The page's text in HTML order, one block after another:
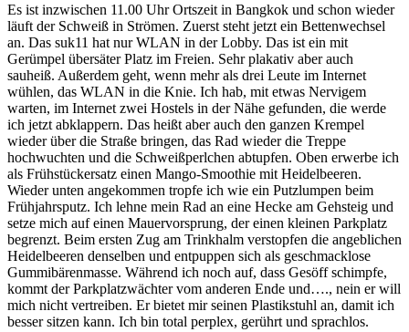
Es ist inzwischen 11.00 Uhr Ortszeit in Bangkok und schon wieder
läuft der Schweiß in Strömen. Zuerst steht jetzt ein Bettenwechsel
an. Das suk11 hat nur WLAN in der Lobby. Das ist ein mit
Gerümpel übersäter Platz im Freien. Sehr plakativ aber auch
sauheiß. Außerdem geht, wenn mehr als drei Leute im Internet
wühlen, das WLAN in die Knie. Ich hab, mit etwas Nervigem
warten, im Internet zwei Hostels in der Nähe gefunden, die werde
ich jetzt abklappern. Das heißt aber auch den ganzen Krempel
wieder über die Straße bringen, das Rad wieder die Treppe
hochwuchten und die Schweißperlchen abtupfen. Oben erwerbe ich
als Frühstückersatz einen Mango-Smoothie mit Heidelbeeren.
Wieder unten angekommen tropfe ich wie ein Putzlumpen beim
Frühjahrsputz. Ich lehne mein Rad an eine Hecke am Gehsteig und
setze mich auf einen Mauervorsprung, der einen kleinen Parkplatz
begrenzt. Beim ersten Zug am Trinkhalm verstopfen die angeblichen
Heidelbeeren denselben und entpuppen sich als geschmacklose
Gummibärenmasse. Während ich noch auf, dass Gesöff schimpfe,
kommt der Parkplatzwächter vom anderen Ende und…., nein er will
mich nicht vertreiben. Er bietet mir seinen Plastikstuhl an, damit ich
besser sitzen kann. Ich bin total perplex, gerührt und sprachlos.